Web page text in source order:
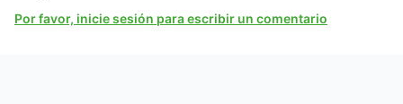
Por favor, inicie sesión para escribir un comentario